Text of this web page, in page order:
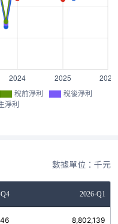
稅前淨利
稅後淨利
淨利
數據單位：千元
2026-Q1
8,802,139